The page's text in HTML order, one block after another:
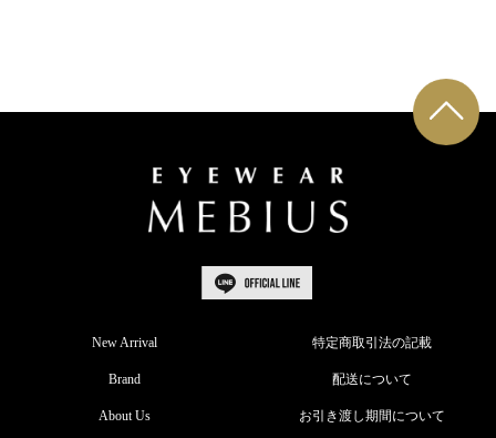
New Arrival
Brand
About Us
特定商取引法の記載
配送について
お引き渡し期間について